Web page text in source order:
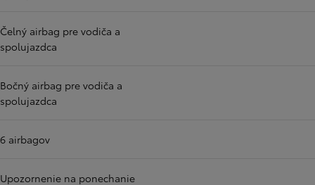
Čelný airbag pre vodiča a
spolujazdca
Bočný airbag pre vodiča a
spolujazdca
6 airbagov
Upozornenie na ponechanie